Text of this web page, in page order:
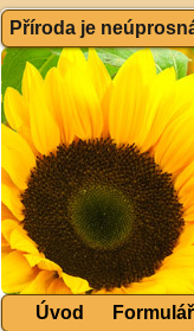
Příroda je
Úvod